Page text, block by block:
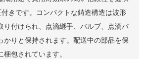
きです。コンパクトな鋳造構造は波形
り付けられ、点滴継手、バルブ、点滴パ
かりと保持されます。配送中の部品を保
包されています。